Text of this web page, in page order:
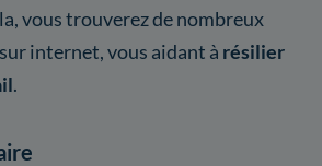
vous trouverez de nombreux
internet, vous aidant à résilier
.